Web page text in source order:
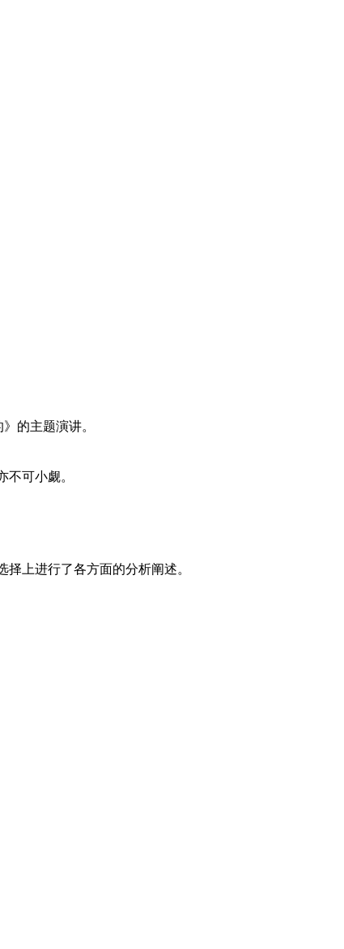
的主题演讲。
可小觑。
择上进行了各方面的分析阐述。